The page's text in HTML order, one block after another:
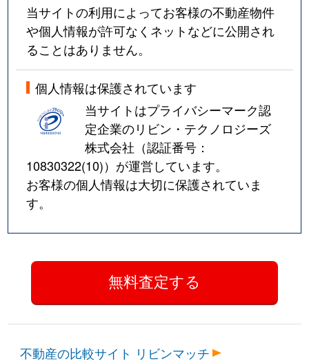
当サイトの利用によってお客様の不動産物件
や個人情報が許可なくネットなどに公開され
ることはありません。
個人情報は保護されています
当サイトはプライバシーマーク認
定企業のリビン・テクノロジーズ
株式会社（認証番号：
10830322(10)）が運営しています。
お客様の個人情報は大切に保護されていま
す。
不動産の比較サイト リビンマッチ